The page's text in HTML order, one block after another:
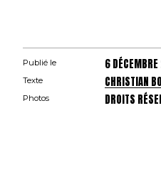
Publié le 6
Texte CHRISTIAN
Photos DROITS